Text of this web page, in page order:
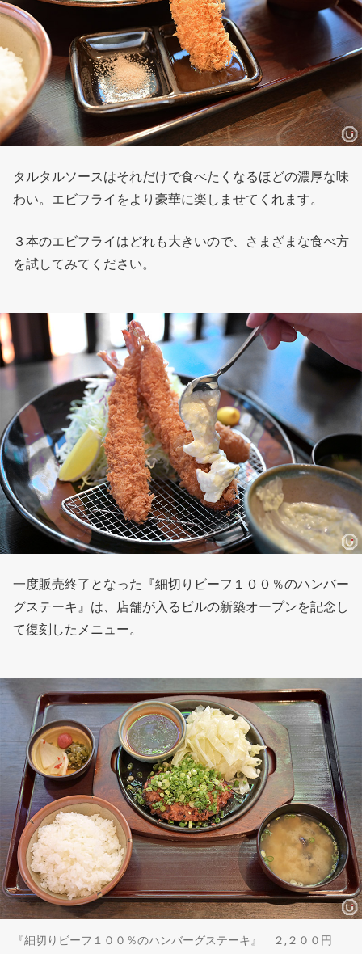
タルタルソースはそれだけで食べたくなるほどの濃厚な味
わい。エビフライをより豪華に楽しませてくれます。
３本のエビフライはどれも大きいので、さまざまな食べ方
を試してみてください。
一度販売終了となった『細切りビーフ１００％のハンバー
グステーキ』は、店舗が入るビルの新築オープンを記念し
て復刻したメニュー。
『細切りビーフ１００％のハンバーグステーキ』 ２,２００円